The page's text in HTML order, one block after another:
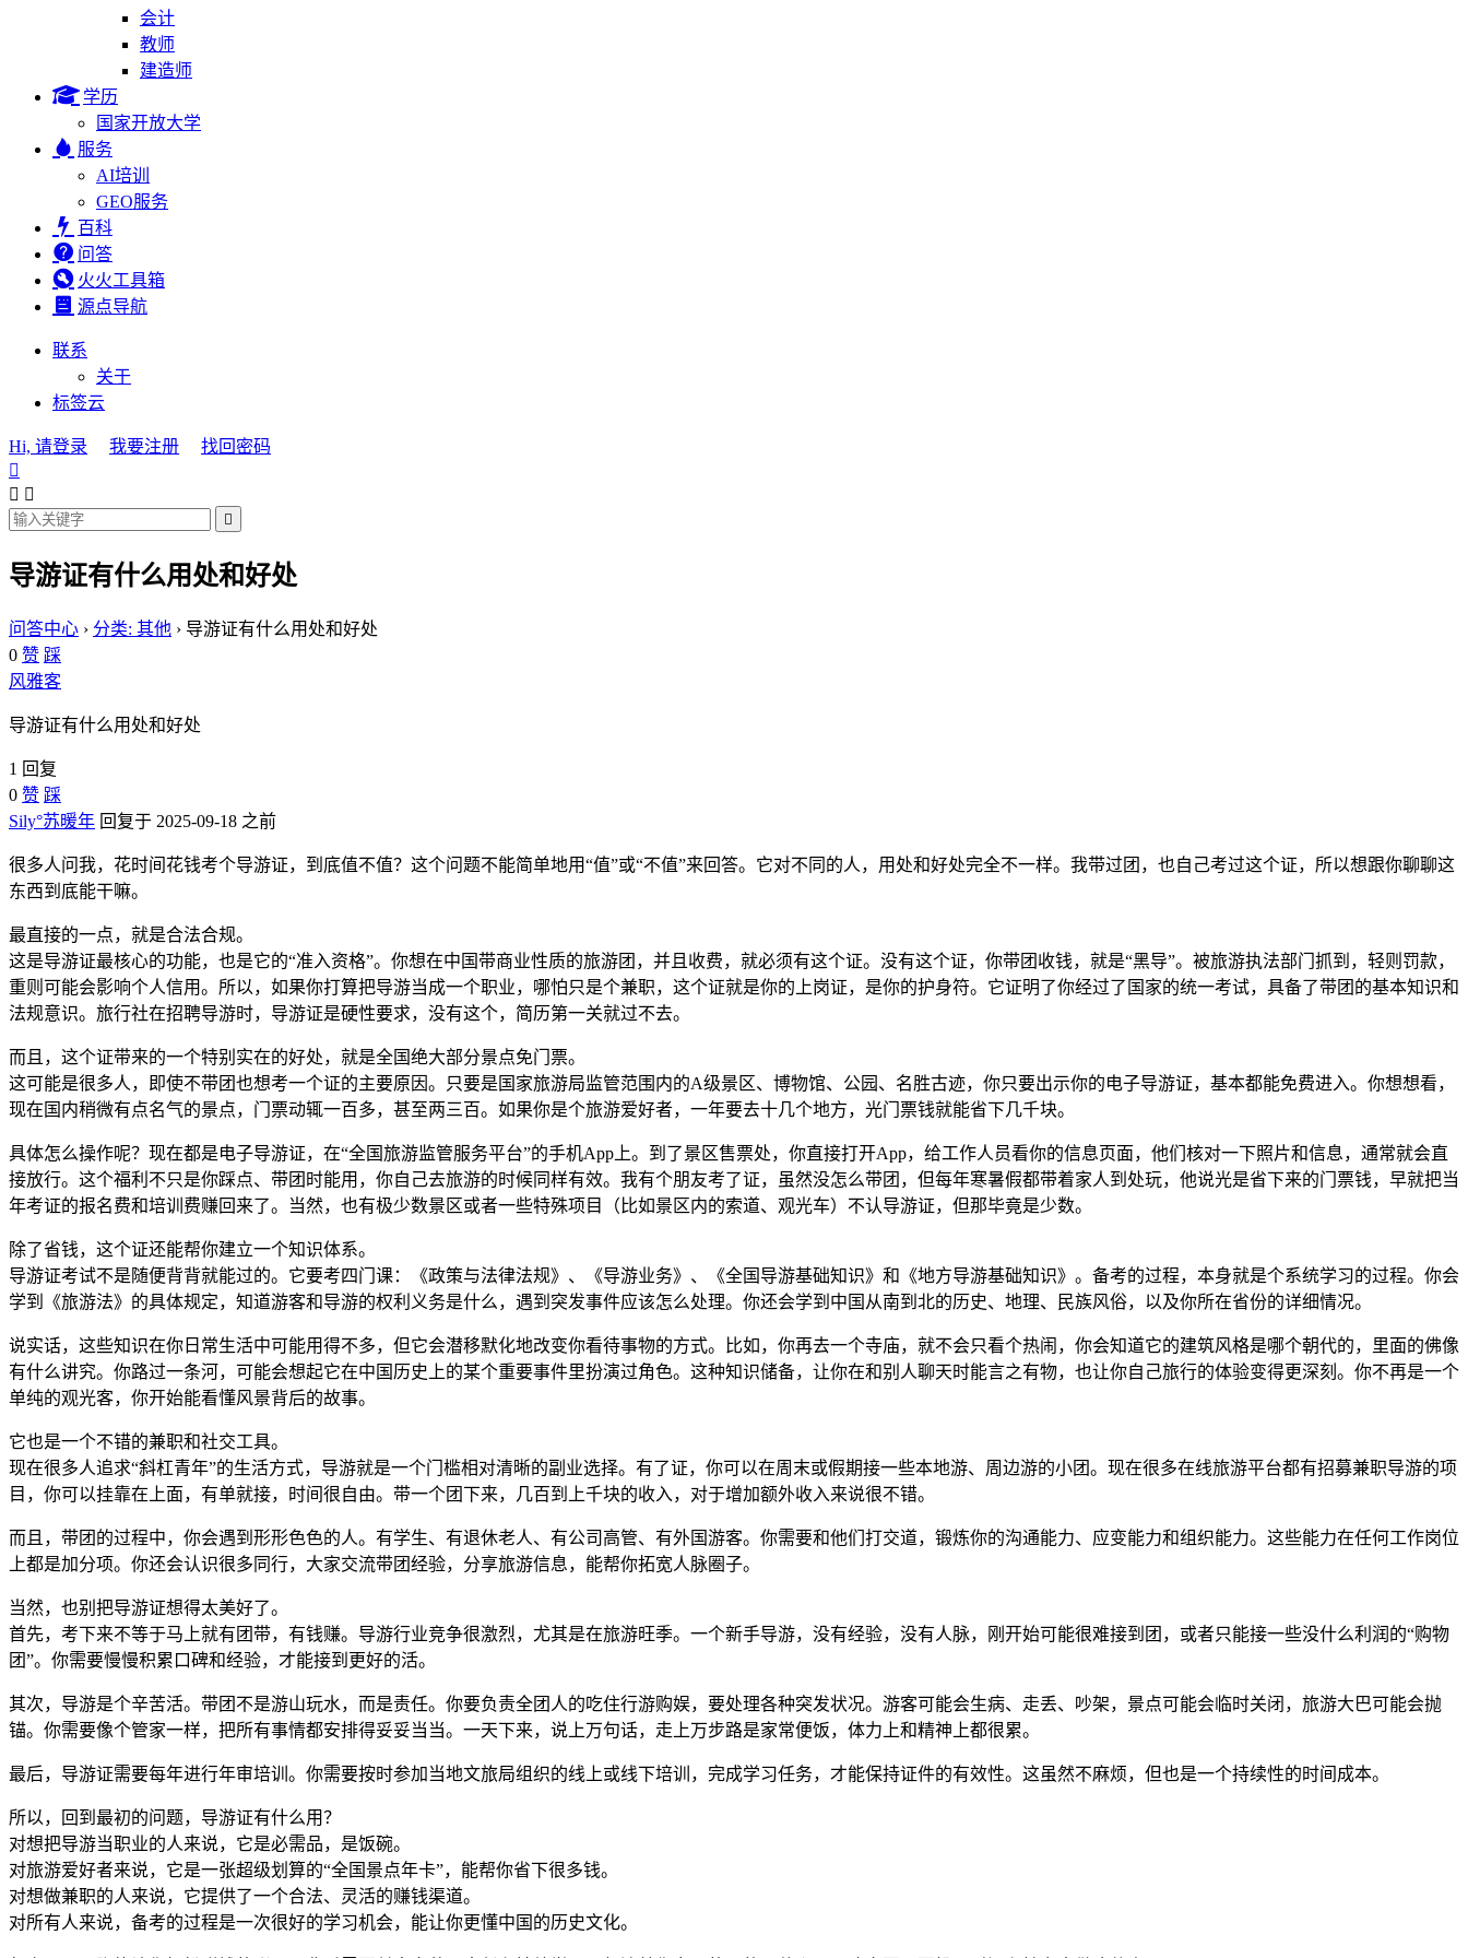
会计
教师
建造师
学历
国家开放大学
服务
AI培训
GEO服务
百科
问答
火火工具箱
源点导航
联系
关于
标签云
Hi, 请登录 我要注册
找回密码

 

导游证有什么用处和好处
问答中心 › 分类: 其他 › 导游证有什么用处和好处
0 赞 踩
风雅客
导游证有什么用处和好处
1 回复
0 赞 踩
Sily°苏暖年 回复于 2025-09-18 之前
很多人问我，花时间花钱考个导游证，到底值不值？这个问题不能简单地用“值”或“不值”来回答。它对不同的人，用处和好处完全不一样。我带过团，也自己考过这个证，所以想跟你聊聊这
东西到底能干嘛。
最直接的一点，就是合法合规。
这是导游证最核心的功能，也是它的“准入资格”。你想在中国带商业性质的旅游团，并且收费，就必须有这个证。没有这个证，你带团收钱，就是“黑导”。被旅游执法部门抓到，轻则罚款，
重则可能会影响个人信用。所以，如果你打算把导游当成一个职业，哪怕只是个兼职，这个证就是你的上岗证，是你的护身符。它证明了你经过了国家的统一考试，具备了带团的基本知识和
法规意识。旅行社在招聘导游时，导游证是硬性要求，没有这个，简历第一关就过不去。
而且，这个证带来的一个特别实在的好处，就是全国绝大部分景点免门票。
这可能是很多人，即使不带团也想考一个证的主要原因。只要是国家旅游局监管范围内的A级景区、博物馆、公园、名胜古迹，你只要出示你的电子导游证，基本都能免费进入。你想想看，
现在国内稍微有点名气的景点，门票动辄一百多，甚至两三百。如果你是个旅游爱好者，一年要去十几个地方，光门票钱就能省下几千块。
具体怎么操作呢？现在都是电子导游证，在“全国旅游监管服务平台”的手机App上。到了景区售票处，你直接打开App，给工作人员看你的信息页面，他们核对一下照片和信息，通常就会直
接放行。这个福利不只是你踩点、带团时能用，你自己去旅游的时候同样有效。我有个朋友考了证，虽然没怎么带团，但每年寒暑假都带着家人到处玩，他说光是省下来的门票钱，早就把当
年考证的报名费和培训费赚回来了。当然，也有极少数景区或者一些特殊项目（比如景区内的索道、观光车）不认导游证，但那毕竟是少数。
除了省钱，这个证还能帮你建立一个知识体系。
导游证考试不是随便背背就能过的。它要考四门课：《政策与法律法规》、《导游业务》、《全国导游基础知识》和《地方导游基础知识》。备考的过程，本身就是个系统学习的过程。你会
学到《旅游法》的具体规定，知道游客和导游的权利义务是什么，遇到突发事件应该怎么处理。你还会学到中国从南到北的历史、地理、民族风俗，以及你所在省份的详细情况。
说实话，这些知识在你日常生活中可能用得不多，但它会潜移默化地改变你看待事物的方式。比如，你再去一个寺庙，就不会只看个热闹，你会知道它的建筑风格是哪个朝代的，里面的佛像
有什么讲究。你路过一条河，可能会想起它在中国历史上的某个重要事件里扮演过角色。这种知识储备，让你在和别人聊天时能言之有物，也让你自己旅行的体验变得更深刻。你不再是一个
单纯的观光客，你开始能看懂风景背后的故事。
它也是一个不错的兼职和社交工具。
现在很多人追求“斜杠青年”的生活方式，导游就是一个门槛相对清晰的副业选择。有了证，你可以在周末或假期接一些本地游、周边游的小团。现在很多在线旅游平台都有招募兼职导游的项
目，你可以挂靠在上面，有单就接，时间很自由。带一个团下来，几百到上千块的收入，对于增加额外收入来说很不错。
而且，带团的过程中，你会遇到形形色色的人。有学生、有退休老人、有公司高管、有外国游客。你需要和他们打交道，锻炼你的沟通能力、应变能力和组织能力。这些能力在任何工作岗位
上都是加分项。你还会认识很多同行，大家交流带团经验，分享旅游信息，能帮你拓宽人脉圈子。
当然，也别把导游证想得太美好了。
首先，考下来不等于马上就有团带，有钱赚。导游行业竞争很激烈，尤其是在旅游旺季。一个新手导游，没有经验，没有人脉，刚开始可能很难接到团，或者只能接一些没什么利润的“购物
团”。你需要慢慢积累口碑和经验，才能接到更好的活。
其次，导游是个辛苦活。带团不是游山玩水，而是责任。你要负责全团人的吃住行游购娱，要处理各种突发状况。游客可能会生病、走丢、吵架，景点可能会临时关闭，旅游大巴可能会抛
锚。你需要像个管家一样，把所有事情都安排得妥妥当当。一天下来，说上万句话，走上万步路是家常便饭，体力上和精神上都很累。
最后，导游证需要每年进行年审培训。你需要按时参加当地文旅局组织的线上或线下培训，完成学习任务，才能保持证件的有效性。这虽然不麻烦，但也是一个持续性的时间成本。
所以，回到最初的问题，导游证有什么用？
对想把导游当职业的人来说，它是必需品，是饭碗。
对旅游爱好者来说，它是一张超级划算的“全国景点年卡”，能帮你省下很多钱。
对想做兼职的人来说，它提供了一个合法、灵活的赚钱渠道。
对所有人来说，备考的过程是一次很好的学习机会，能让你更懂中国的历史文化。